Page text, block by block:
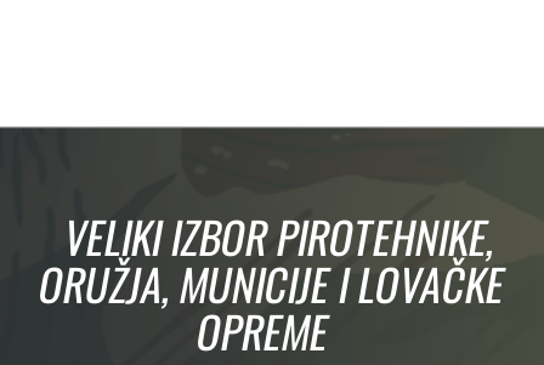
VELIKI IZBOR PIROTEHNIKE,
ORUŽJA, MUNICIJE I LOVAČKE
OPREME